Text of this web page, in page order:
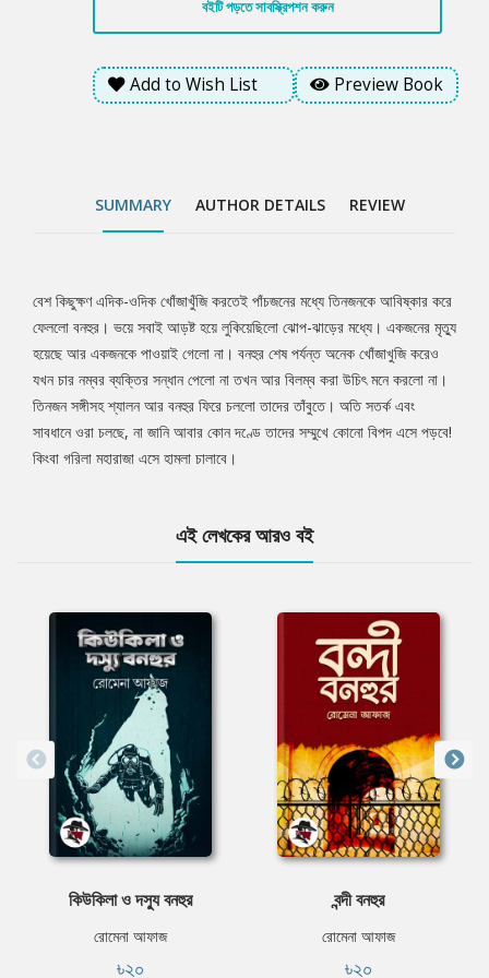
বইটি পড়তে সাবস্ক্রিপশন করুন
Add to Wish List Preview Book
SUMMARY AUTHOR DETAILS REVIEW
Tab
Article
বেশ কিছুক্ষণ এদিক-ওদিক খোঁজাখুঁজি করতেই পাঁচজনের মধ্যে তিনজনকে আবিষ্কার করে
ফেললো বনহুর। ভয়ে সবাই আড়ষ্ট হয়ে লুকিয়েছিলো ঝোপ-ঝাড়ের মধ্যে। একজনের মৃত্যু
হয়েছে আর একজনকে পাওয়াই গেলো না। বনহুর শেষ পর্যন্ত অনেক খোঁজাখুজি করেও
যখন চার নম্বর ব্যক্তির সন্ধান পেলো না তখন আর বিলম্ব করা উচিৎ মনে করলো না।
তিনজন সঙ্গীসহ শ্যালন আর বনহুর ফিরে চললো তাদের তাঁবুতে। অতি সতর্ক এবং
সাবধানে ওরা চলছে, না জানি আবার কোন দণ্ডে তাদের সম্মুখে কোনো বিপদ এসে পড়বে!
কিংবা গরিলা মহারাজা এসে হামলা চালাবে।
এই লেখকের আরও বই
কিউকিলা ও দস্যু বনহুর
রোমেনা আফাজ
৳২০
বন্দী বনহুর
রোমেনা আফাজ
৳২০